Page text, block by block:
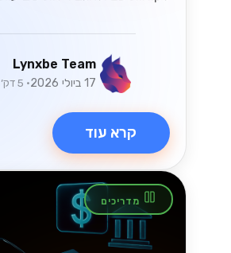
Lynxbe Team
17 ביולי 2026 • 5 דק׳ קריאה
קרא עוד
מדריכים